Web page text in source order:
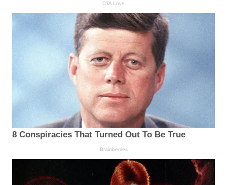
CTA Love
8 Conspiracies That Turned Out To Be True
Brainberries